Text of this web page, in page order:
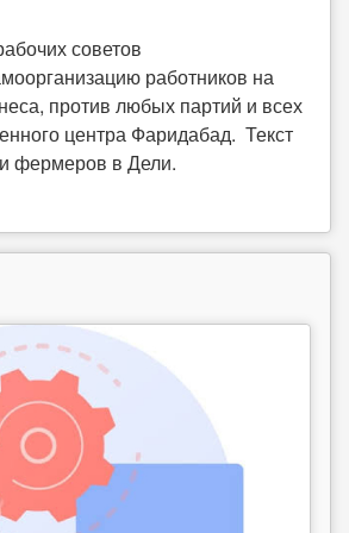
советов
работников на
против любых партий и всех
центра Фаридабад. Текст
фермеров в Дели.